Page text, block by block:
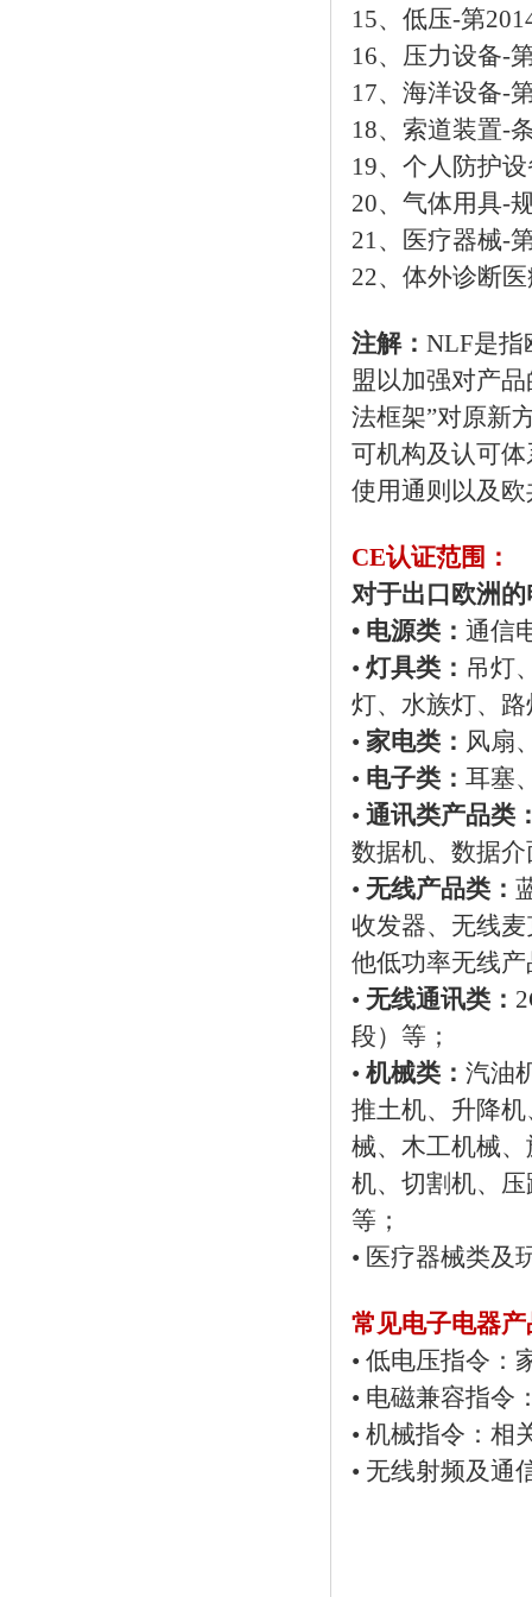
15、低压-第
16、压力设备-
17、海洋设备-
18、索道装置-
19、个人防护
20、气体用具-
21、医疗器械-
22、体外诊断
注解： NLF是指
盟以加强对产
法框架”对原新
可机构及认可
使用通则以及
CE认证范围：
对于出口欧洲
• 电源类： 通信
• 灯具类： 吊灯
灯、水族灯、
• 家电类： 风扇
• 电子类： 耳塞
• 通讯类产品类
数据机、数据
• 无线产品类：
收发器、无线
他低功率无线
• 无线通讯类：
段）等；
• 机械类： 汽油
推土机、升降
械、木工机械
机、切割机、
等；
• 医疗器械类及
常见电子电器
• 低电压指令：
• 电磁兼容指令
• 机械指令：相
• 无线射频及通